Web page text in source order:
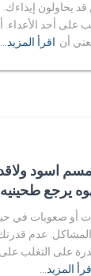
يحاولون إيذاءك.
أحد الأعداء.
أن اقرأ المزيد…
اسود
يرجع طحينيه
أو صعوبات في
عدم
على التغلب على
المزيد…